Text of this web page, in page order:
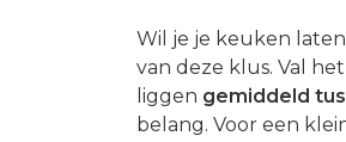
Wil je je keuken
van deze klus. Val
liggen gemiddeld
belang. Voor een